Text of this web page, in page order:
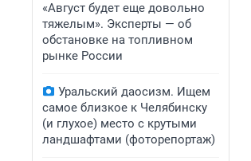
«Август будет еще довольно
тяжелым». Эксперты — об
обстановке на топливном
рынке России
Уральский даосизм. Ищем
самое близкое к Челябинску
(и глухое) место с крутыми
ландшафтами (фоторепортаж)